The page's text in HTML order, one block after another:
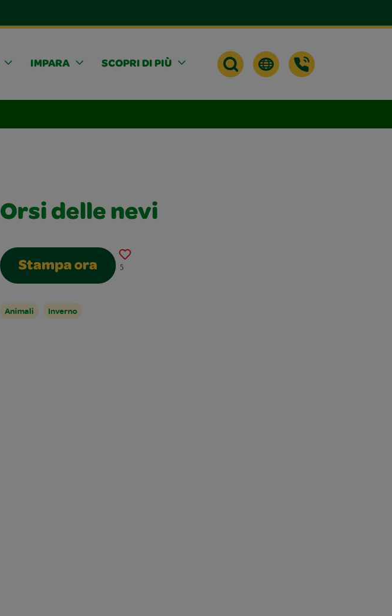
IMPARA SCOPRI DI PIÙ
Orsi delle nevi
Stampa ora 5
Animali Inverno